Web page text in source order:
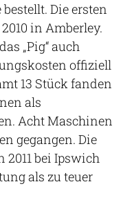
Die ersten
in Amberley.
„Pig“ auch
offiziell
13 Stück fanden
als
Acht Maschinen
gegangen. Die
bei Ipswich
als zu teuer